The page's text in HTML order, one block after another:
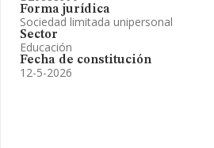
Forma jurídica
Sociedad limitada unipersonal
Sector
Educación
Fecha de constitución
12-5-2026